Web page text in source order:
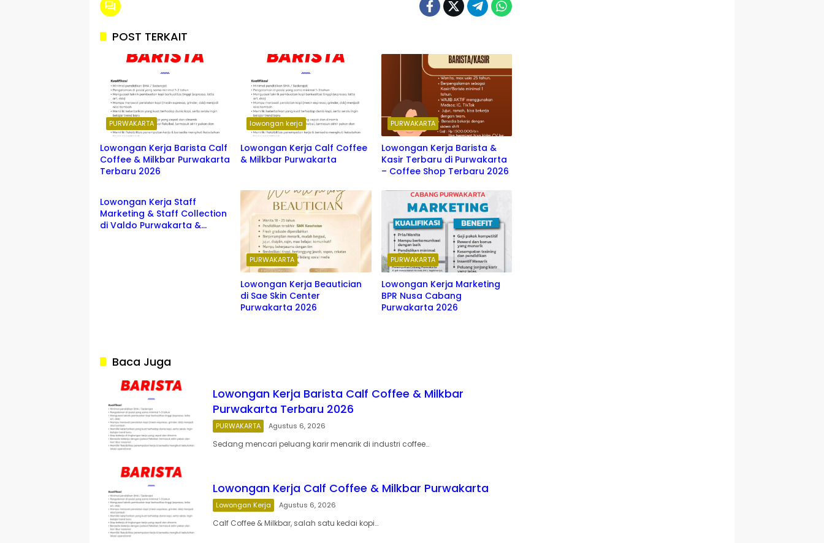
POST TERKAIT
PURWAKARTA
Lowongan Kerja Barista Calf
Coffee & Milkbar Purwakarta
Terbaru 2026
lowongan kerja
Lowongan Kerja Calf Coffee
& Milkbar Purwakarta
PURWAKARTA
Lowongan Kerja Barista &
Kasir Terbaru di Purwakarta
– Coffee Shop Terbaru 2026
PURWAKARTA
Lowongan Kerja Staff
Marketing & Staff Collection
di Valdo Purwakarta &
PURWAKARTA
Lowongan Kerja Beautician
di Sae Skin Center
Purwakarta 2026
PURWAKARTA
Lowongan Kerja Marketing
BPR Nusa Cabang
Purwakarta 2026
Baca Juga
Lowongan Kerja Barista Calf Coffee & Milkbar
Purwakarta Terbaru 2026
PURWAKARTA Agustus 6, 2026
Sedang mencari peluang karir menarik di industri coffee…
Lowongan Kerja Calf Coffee & Milkbar Purwakarta
Lowongan Kerja Agustus 6, 2026
Calf Coffee & Milkbar, salah satu kedai kopi…